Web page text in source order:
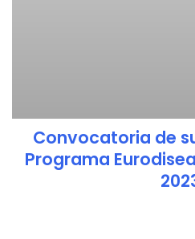
Convocatoria de
Programa